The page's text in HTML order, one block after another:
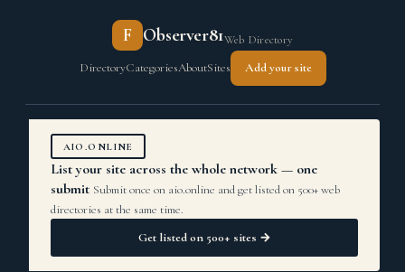
F Observer81Web Directory
DirectoryCategoriesAboutSites Add your site
AIO.ONLINE
List your site across the whole network — one
submit Submit once on aio.online and get listed on 500+ web
directories at the same time.
Get listed on 500+ sites →